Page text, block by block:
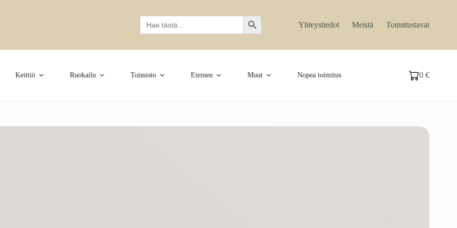
Search
for:
Search Button Yhteystiedot Meistä Toimitustavat
Keittiö Ruokailu Toimisto Eteinen Muut Nopea toimitus Ostoskori
0€